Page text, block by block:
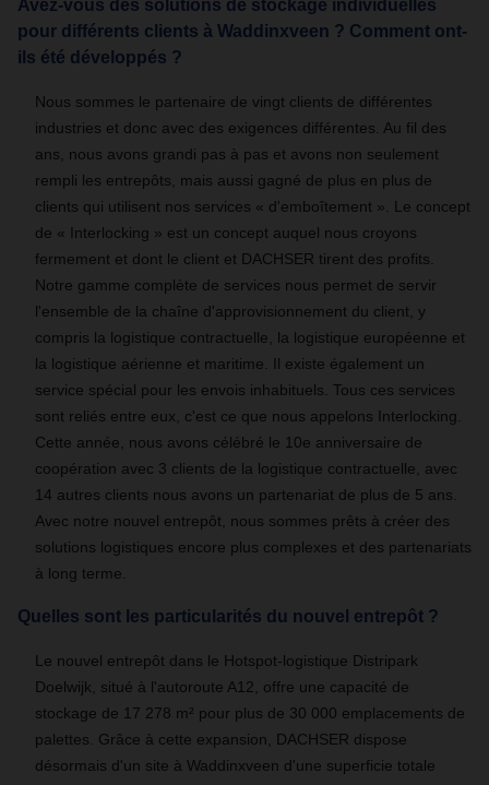
Avez-vous des solutions de stockage individuelles
pour différents clients à Waddinxveen ? Comment ont-
ils été développés ?
Nous sommes le partenaire de vingt clients de différentes
industries et donc avec des exigences différentes. Au fil des
ans, nous avons grandi pas à pas et avons non seulement
rempli les entrepôts, mais aussi gagné de plus en plus de
clients qui utilisent nos services « d'emboîtement ». Le concept
de « Interlocking » est un concept auquel nous croyons
fermement et dont le client et DACHSER tirent des profits.
Notre gamme complète de services nous permet de servir
l'ensemble de la chaîne d'approvisionnement du client, y
compris la logistique contractuelle, la logistique européenne et
la logistique aérienne et maritime. Il existe également un
service spécial pour les envois inhabituels. Tous ces services
sont reliés entre eux, c'est ce que nous appelons Interlocking.
Cette année, nous avons célébré le 10e anniversaire de
coopération avec 3 clients de la logistique contractuelle, avec
14 autres clients nous avons un partenariat de plus de 5 ans.
Avec notre nouvel entrepôt, nous sommes prêts à créer des
solutions logistiques encore plus complexes et des partenariats
à long terme.
Quelles sont les particularités du nouvel entrepôt ?
Le nouvel entrepôt dans le Hotspot-logistique Distripark
Doelwijk, situé à l'autoroute A12, offre une capacité de
stockage de 17 278 m² pour plus de 30 000 emplacements de
palettes. Grâce à cette expansion, DACHSER dispose
désormais d'un site à Waddinxveen d'une superficie totale